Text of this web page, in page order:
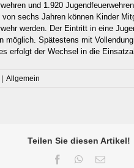
und 1.920
von sechs Jahren können Kinder
werden. Der Eintritt in eine
möglich. Spätestens mit
erfolgt der Wechsel in die
Allgemein
Teilen Sie diesen Artikel!
FacebookWhatsApp
E-